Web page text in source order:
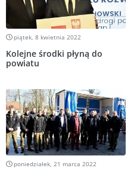
piątek, 8 kwietnia 2022
Kolejne środki płyną do
powiatu
poniedziałek, 21 marca 2022